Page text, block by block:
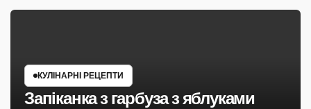
КУЛІНАРНІ РЕЦЕПТИ
Запіканка з гарбуза з яблуками